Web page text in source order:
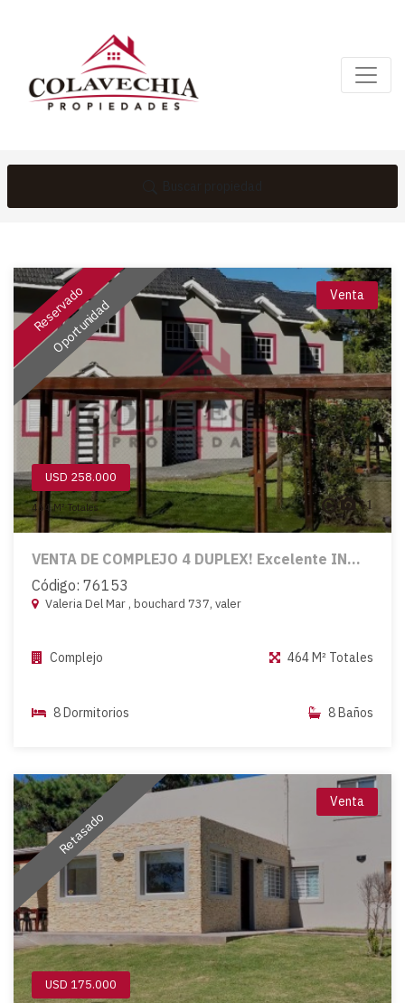
Reservado
Oportunidad
Venta
USD 258.000
464 M² Totales 11
VENTA DE COMPLEJO 4 DUPLEX! Excelente IN...
Código: 76153
Valeria Del Mar , bouchard 737, valer
Complejo 464 M² Totales
8 Dormitorios 8 Baños
Retasado
Venta
USD 175.000